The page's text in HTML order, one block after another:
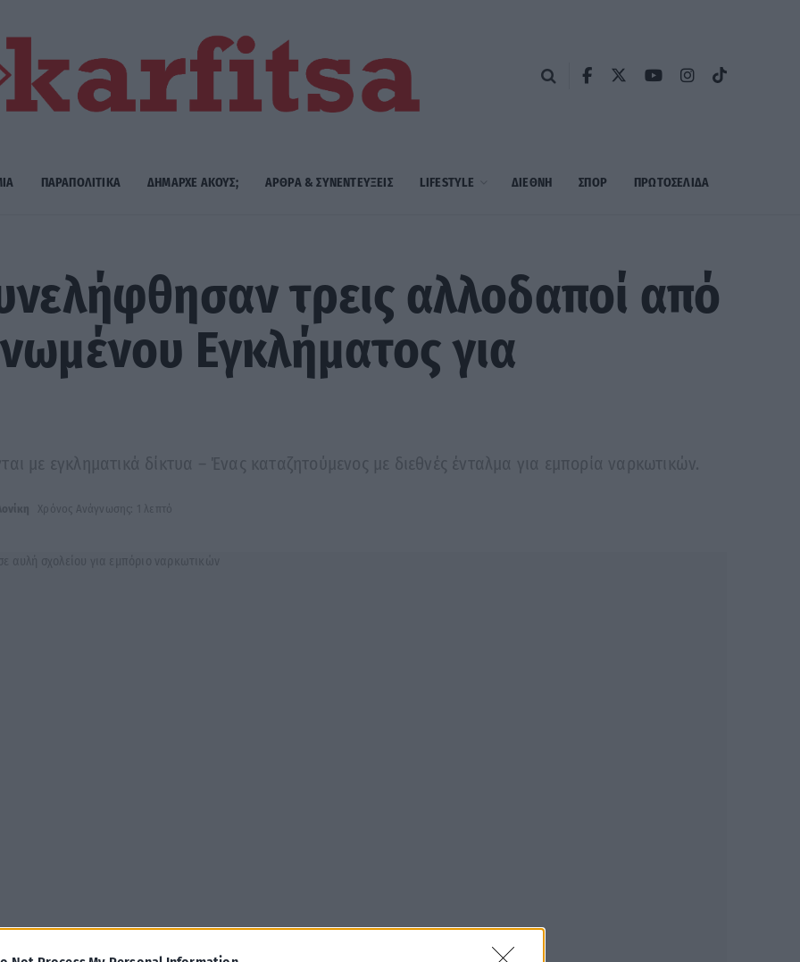
ΠΑΡΑΠΟΛΙΤΙΚΑ ΔΗΜΑΡΧE ΑΚΟΥΣ; ΑΡΘΡΑ & ΣΥΝΕΝΤΕΥΞΕΙΣ LIFESTYLE ΔΙΕΘΝΗ ΣΠΟΡ ΠΡΩΤΟΣΈΛΙΔΑ
τρεις αλλοδαποί από
Εγκλήματος για
με εγκληματικά δίκτυα – Ένας καταζητούμενος με διεθνές ένταλμα για εμπορία ναρκωτικών.
Χρόνος Ανάγνωσης: 1 λεπτό